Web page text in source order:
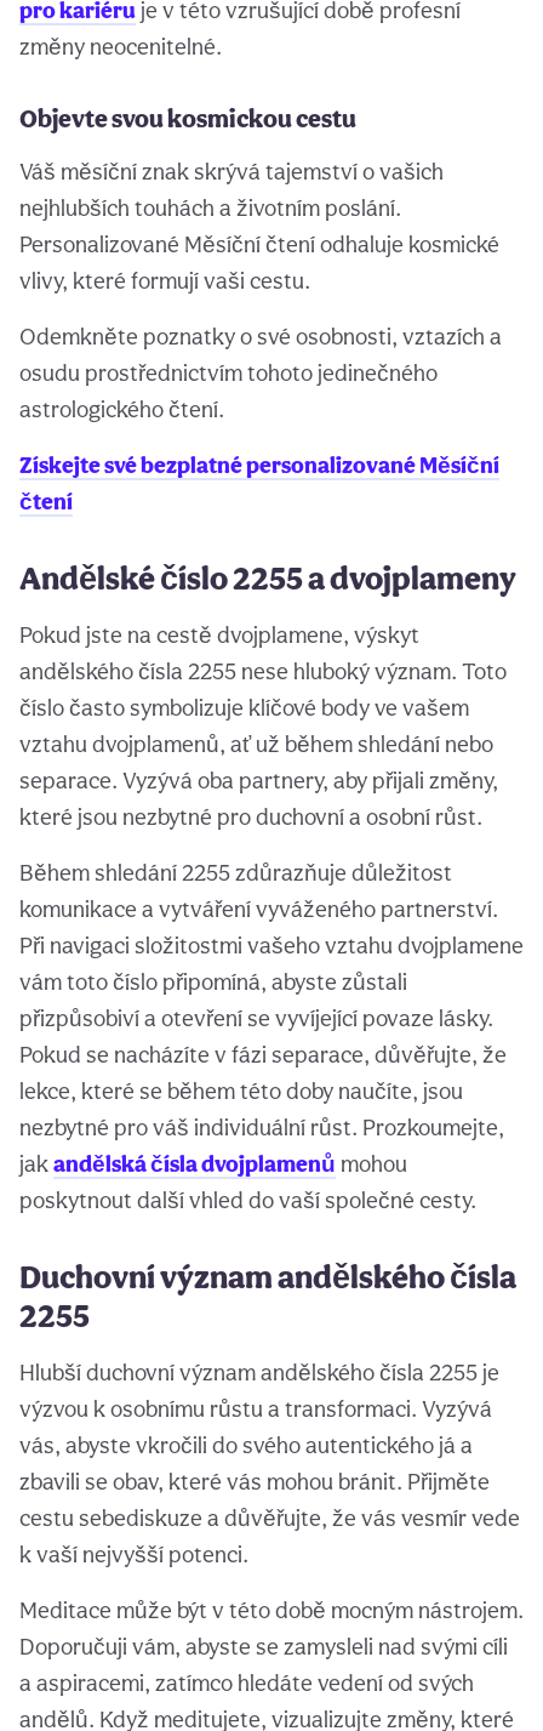
pro kariéruje v této vzrušující době profesní
změny neocenitelné.
Objevte svou kosmickou cestu
Váš měsíční znak skrývá tajemství o vašich
nejhlubších touhách a životním poslání.
Personalizované Měsíční čtení odhaluje kosmické
vlivy, které formují vaši cestu.
Odemkněte poznatky o své osobnosti, vztazích a
osudu prostřednictvím tohoto jedinečného
astrologického čtení.
Získejte své bezplatné personalizované Měsíční
čtení
Andělské číslo 2255 a dvojplameny
Pokud jste na cestě dvojplamene, výskyt
andělského čísla 2255 nese hluboký význam. Toto
číslo často symbolizuje klíčové body ve vašem
vztahu dvojplamenů, ať už během shledání nebo
separace. Vyzývá oba partnery, aby přijali změny,
které jsou nezbytné pro duchovní a osobní růst.
Během shledání 2255 zdůrazňuje důležitost
komunikace a vytváření vyváženého partnerství.
Při navigaci složitostmi vašeho vztahu dvojplamene
vám toto číslo připomíná, abyste zůstali
přizpůsobiví a otevření se vyvíjející povaze lásky.
Pokud se nacházíte v fázi separace, důvěřujte, že
lekce, které se během této doby naučíte, jsou
nezbytné pro váš individuální růst. Prozkoumejte,
jakandělská čísla dvojplamenů mohou
poskytnout další vhled do vaší společné cesty.
Duchovní význam andělského čísla
2255
Hlubší duchovní význam andělského čísla 2255 je
výzvou k osobnímu růstu a transformaci. Vyzývá
vás, abyste vkročili do svého autentického já a
zbavili se obav, které vás mohou bránit. Přijměte
cestu sebediskuze a důvěřujte, že vás vesmír vede
k vaší nejvyšší potenci.
Meditace může být v této době mocným nástrojem.
Doporučuji vám, abyste se zamysleli nad svými cíli
a aspiracemi, zatímco hledáte vedení od svých
andělů. Když meditujete, vizualizujte změny, které